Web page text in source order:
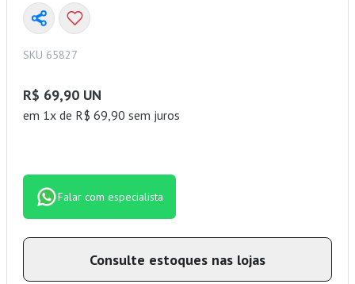
SKU 65827
R$ 69,90 UN
em 1x de R$ 69,90 sem juros
Falar com especialista
Consulte estoques nas lojas